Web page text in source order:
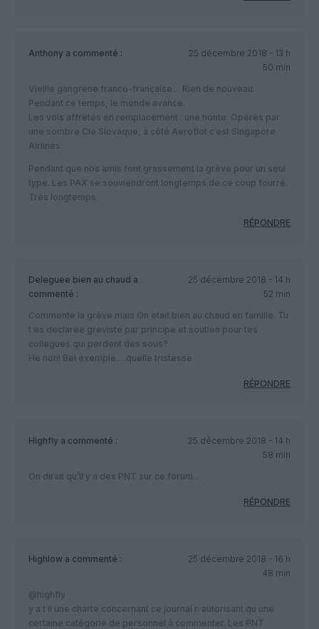
Anthony a commenté :
25 décembre 2018 - 13 h
50 min
Vieille gangrène franco-française… Rien de nouveau.
Pendant ce temps, le monde avance.
Les vols affrétés en remplacement : une honte. Opérés par
une sombre Cie Slovaque, à côté Aeroflot c’est Singapore
Airlines..
Pendant que nos amis font grassement la grève pour un seul
type. Les PAX se souviendront longtemps de ce coup fourré.
Très longtemps.
RÉPONDRE
Deleguee bien au chaud a
commenté :
25 décembre 2018 - 14 h
52 min
Commente la grève mais On etait bien au chaud en famille. Tu
t es declaree greviste par principe et soutien pour tes
collegues qui perdent des sous?
He non! Bel exemple….quelle tristesse
RÉPONDRE
Highfly a commenté :
25 décembre 2018 - 14 h
58 min
On dirait qu’il y a des PNT sur ce forum…
RÉPONDRE
Highlow a commenté :
25 décembre 2018 - 16 h
48 min
@highfly
y a t il une charte concernant ce journal n autorisant qu une
certaine catégorie de personnel à commenter. Les PNT